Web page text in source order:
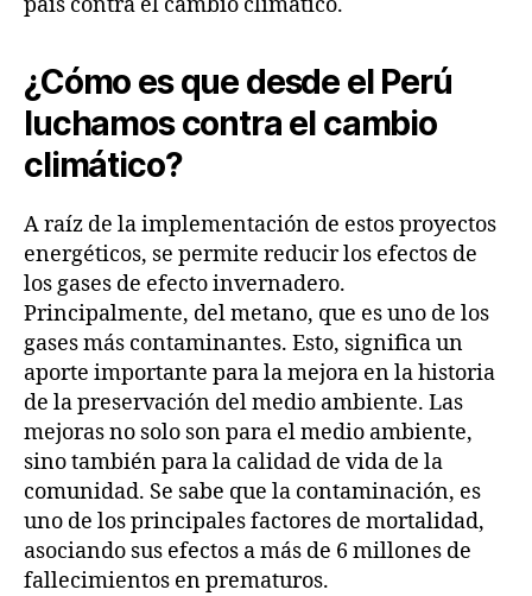
¿Cómo es que desde el Perú
luchamos contra el cambio
climático?
A raíz de la implementación de estos proyectos
energéticos, se permite reducir los efectos de
los gases de efecto invernadero.
Principalmente, del metano, que es uno de los
gases más contaminantes. Esto, significa un
aporte importante para la mejora en la historia
de la preservación del medio ambiente. Las
mejoras no solo son para el medio ambiente,
sino también para la calidad de vida de la
comunidad. Se sabe que la contaminación, es
uno de los principales factores de mortalidad,
asociando sus efectos a más de 6 millones de
fallecimientos en prematuros.